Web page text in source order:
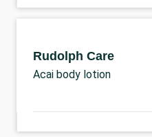
Rudolph Care
Acai body lotion